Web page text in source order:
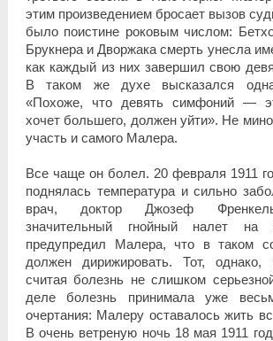
этим произведением бросает вызов
было поистине роковым числом:
Брукнера и Дворжака смерть унесла
как каждый из них завершил свою
В таком же духе высказался
«Похоже, что девять симфоний —
хочет большего, должен уйти». Не
участь и самого Малера.
Все чаще он болел. 20 февраля 1911
поднялась температура и сильно
врач, доктор Джозеф
значительный гнойный налет на
предупредил Малера, что в таком
должен дирижировать. Тот, однако,
считая болезнь не слишком
деле болезнь принимала уже
очертания: Малеру оставалось жить
В очень ветреную ночь 18 мая 1911